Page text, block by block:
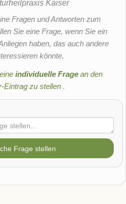
Kaiser
Fragen und Antworten zum
Sie eine Frage, wenn Sie ein
haben, das auch andere
könnte.
individuelle Frage an den
Eintrag zu stellen .
Frage stellen